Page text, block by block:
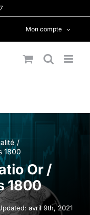
Mon compte
1800
Or /
1800
avril 9th, 2021